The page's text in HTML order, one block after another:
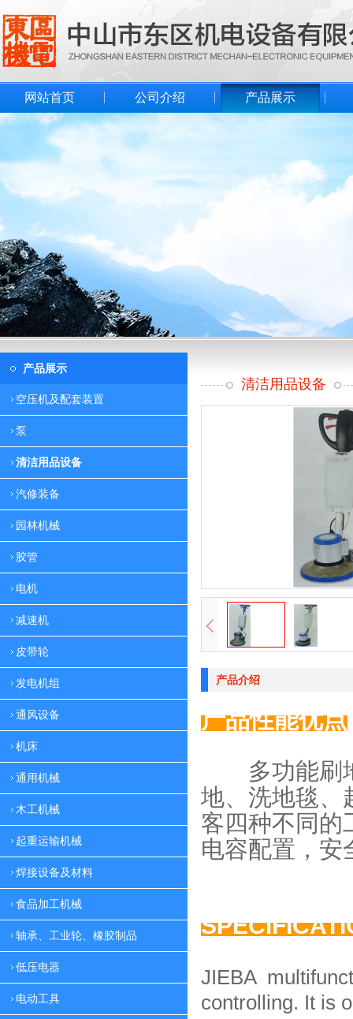
网站首页 公司介绍 产品展示
产品展示
空压机及配套装置
泵
清洁用品设备
汽修装备
园林机械
胶管
电机
减速机
皮带轮
发电机组
通风设备
机床
通用机械
木工机械
起重运输机械
焊接设备及材料
食品加工机械
轴承、工业轮、橡胶制品
低压电器
电动工具
清洁用品设备
产品介绍
产品性能优点
多功能刷地
地、 洗地毯、
客四种不同的
电容配置， 安
JIEBA
controlling. It is